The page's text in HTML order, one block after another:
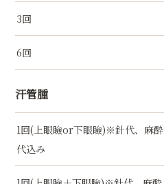
3回
6回
汗管腫
1回(上眼瞼or下眼瞼)※針代、麻酔
代込み